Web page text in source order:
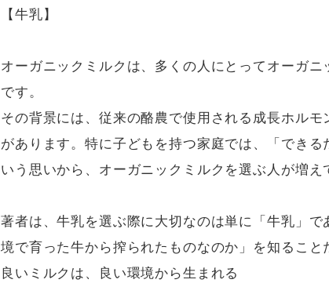
【牛乳】
オーガニックミルクは、多くの人にとってオーガ
です。
その背景には、従来の酪農で使用される成長ホルモ
があります。特に子どもを持つ家庭では、「でき
いう思いから、オーガニックミルクを選ぶ人が増え
著者は、牛乳を選ぶ際に大切なのは単に「牛乳」
境で育った牛から搾られたものなのか」を知ること
良いミルクは、良い環境から生まれる